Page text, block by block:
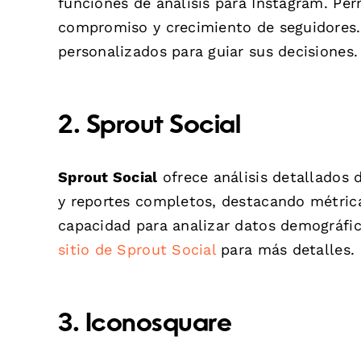
compromiso y crecimiento de
personalizados para guiar sus
2. Sprout Social
Sprout Social ofrece análisis detallados
y reportes completos, destacando
capacidad para analizar datos
sitio de Sprout Socialpara más detalles.
3. Iconosquare